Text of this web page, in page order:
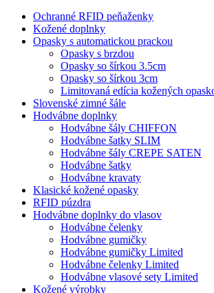
Ochranné RFID peňaženky
Kožené doplnky
Opasky s automatickou prackou
Opasky s brzdou
Opasky so šírkou 3.5cm
Opasky so šírkou 3cm
Limitovaná edícia kožených
Slovenské zimné šále
Hodvábne doplnky
Hodvábne šály CHIFFON
Hodvábne šatky SLIM
Hodvábne šály CREPE SATEN
Hodvábne šatky
Hodvábne kravaty
Klasické kožené opasky
RFID púzdra
Hodvábne doplnky do vlasov
Hodvábne čelenky
Hodvábne gumičky
Hodvábne gumičky Limited
Hodvábne čelenky Limited
Hodvábne vlasové sety Limited
Kožené výrobky